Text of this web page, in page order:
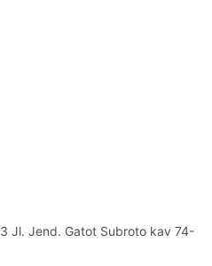
Jl. Jend. Gatot Subroto kav 74-